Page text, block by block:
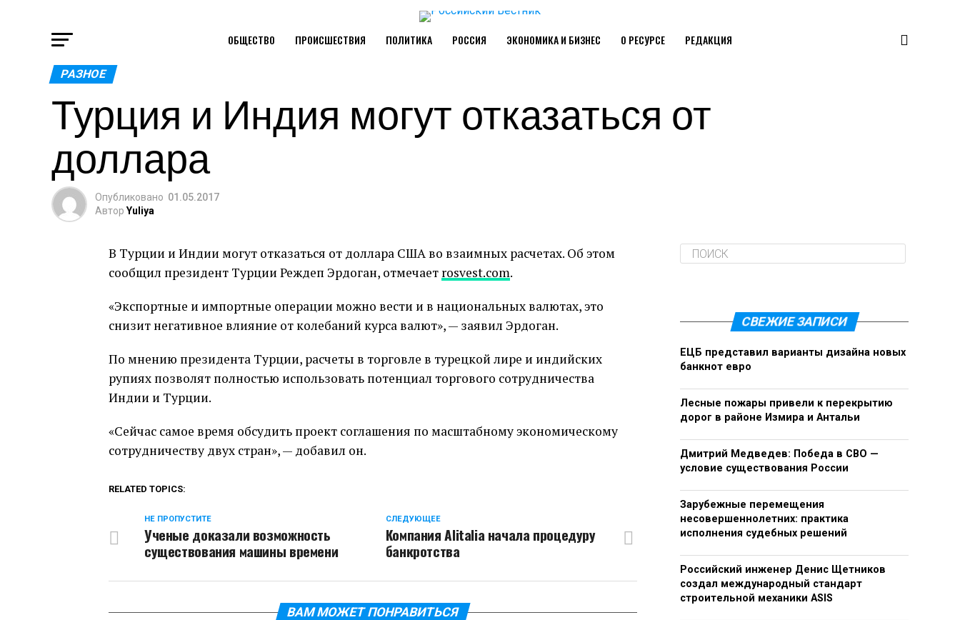
ОБЩЕСТВО ПРОИСШЕСТВИЯ ПОЛИТИКА РОССИЯ ЭКОНОМИКА И БИЗНЕС О РЕСУРСЕ РЕДАКЦИЯ
РАЗНОЕ
Турция и Индия могут отказаться от
доллара
Опубликовано 01.05.2017
Автор Yuliya
В Турции и Индии могут отказаться от доллара США во взаимных расчетах. Об этом
сообщил президент Турции Реждеп Эрдоган, отмечает rosvest.com.
«Экспортные и импортные операции можно вести и в национальных валютах, это
снизит негативное влияние от колебаний курса валют», — заявил Эрдоган.
По мнению президента Турции, расчеты в торговле в турецкой лире и индийских
рупиях позволят полностью использовать потенциал торгового сотрудничества
Индии и Турции.
«Сейчас самое время обсудить проект соглашения по масштабному экономическому
сотрудничеству двух стран», — добавил он.
RELATED TOPICS:
CЛЕДУЮЩЕЕ
Компания Alitalia начала процедуру
банкротства
НЕ ПРОПУСТИТЕ
Ученые доказали возможность
существования машины времени
ВАМ МОЖЕТ ПОНРАВИТЬСЯ
СВЕЖИЕ ЗАПИСИ
ЕЦБ представил варианты дизайна новых
банкнот евро
Лесные пожары привели к перекрытию
дорог в районе Измира и Антальи
Дмитрий Медведев: Победа в СВО —
условие существования России
Зарубежные перемещения
несовершеннолетних: практика
исполнения судебных решений
Российский инженер Денис Щетников
создал международный стандарт
строительной механики ASIS